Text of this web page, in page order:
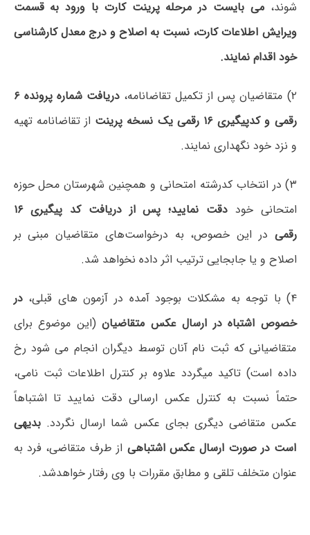
شوند،می بایست در مرحله پرینت کارت با ورود به قسمت
ویرایش اطلاعات کارت، نسبت به اصلاح و درج معدل کارشناسی
خود اقدام نمایند.
۲) متقاضیان پس از تکمیل تقاضانامه، دریافت
شماره پرونده ۶
رقمی و کدپیگیری ۱۶ رقمی یک نسخه پرینت
از تقاضانامه تهیه
و نزد خود نگهداری نمایند.
۳) در انتخاب کدرشته‌ امتحانی و همچنین شهرستان محل حوزه
امتحانی خود
دقت نمایید؛ پس از دریافت کد پیگیری ۱۶
رقمی در این خصوص، به درخواست‌های متقاضیان مبنی بر
اصلاح و یا جابجایی ترتیب اثر داده نخواهد شد.
۴) با توجه به مشکلات بوجود آمده در آزمون های قبلی،
در
خصوص اشتباه در ارسال عکس متقاضیان (این موضوع برای
متقاضیانی که ثبت نام آنان توسط دیگران انجام می شود رخ
داده است) تاکید میگردد علاوه بر کنترل اطلاعات ثبت نامی،
حتماً نسبت به کنترل عکس ارسالی دقت نمایید تا اشتباهاً
عکس متقاضی دیگری بجای عکس شما ارسال نگردد.بدیهی
است در صورت ارسال عکس اشتباهی از طرف متقاضی، فرد به
عنوان متخلف تلقی و مطابق مقررات با وی رفتار خواهدشد.